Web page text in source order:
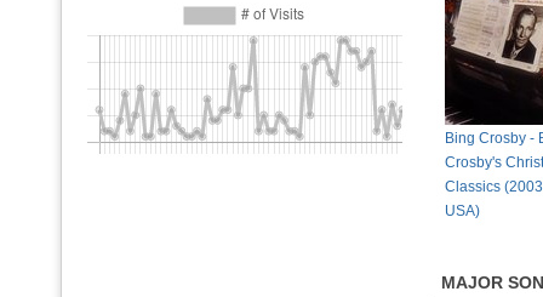
Bing Crosby -
Crosby's
Classics
USA)
MAJOR